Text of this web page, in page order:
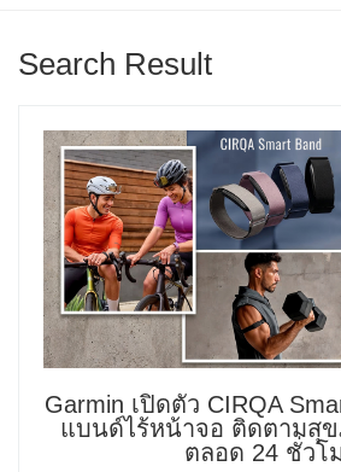
Search Result
Garmin เปิดตัว CIRQA
แบนด์ไร้หน้าจอ ติดตามสุข
ตลอด 24 ชั่วโ